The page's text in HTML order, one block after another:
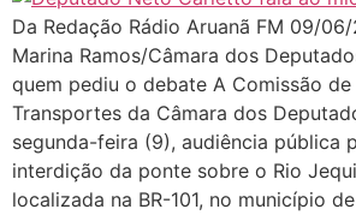
Da Redação Rádio Aruanã FM 09/
Marina Ramos/Câmara dos
quem pediu o debate A Comissão
Transportes da Câmara dos
segunda-feira (9), audiência pública
interdição da ponte sobre o Rio
localizada na BR-101, no município